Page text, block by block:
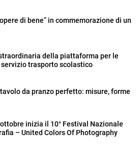
di bene” in commemorazione di un
della piattaforma per le
trasporto scolastico
da pranzo perfetto: misure, forme
inizia il 10° Festival Nazionale
– United Colors Of Photography